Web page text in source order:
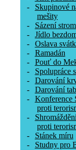
-
Skupinové
mešity
-
Sázení
-
Jídlo
-
Oslava
-
Ramadán
-
Pouť do
-
Spolupráce
-
Darování
-
Darování
-
Konference
proti
-
proti
-
Stánek míru
-
Studny pro